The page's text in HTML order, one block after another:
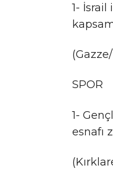
1- ⁠⁠İsrail
SPOR
1-
esnafı